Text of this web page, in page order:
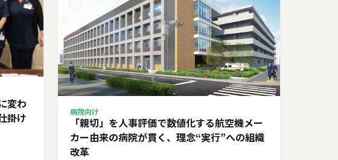
変わ
掛け
病院向け
「親切」を人事評価で数値化する――航空機メー
カー由来の病院が貫く、理念“実行”への組織
改革